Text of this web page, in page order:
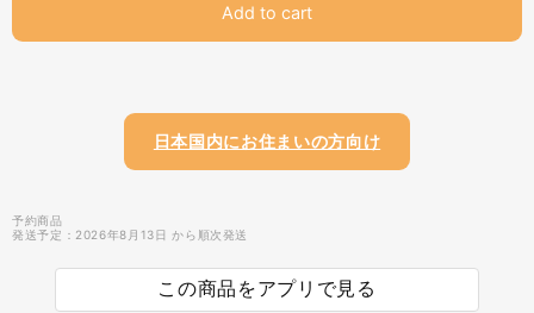
Add to cart
日本国内にお住まいの方向け
予約商品
発送予定：2026年8月13日 から順次発送
この商品をアプリで見る